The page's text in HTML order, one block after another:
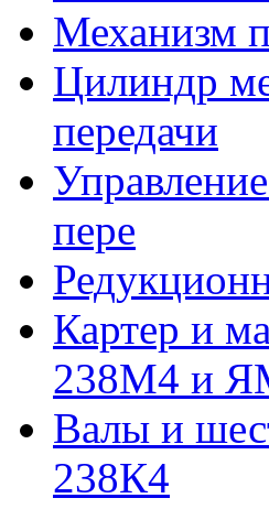
Механизм
Цилиндр
передачи
пере
Картер и
238М4 и
Валы и
238К4